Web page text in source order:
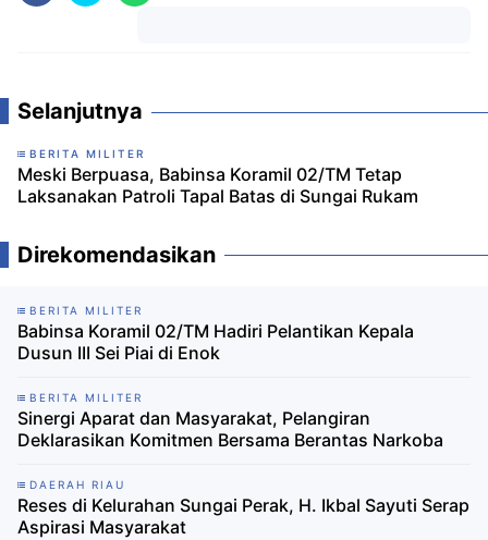
Selanjutnya
BERITA MILITER
Meski Berpuasa, Babinsa Koramil 02/TM Tetap
Laksanakan Patroli Tapal Batas di Sungai Rukam
Direkomendasikan
BERITA MILITER
Babinsa Koramil 02/TM Hadiri Pelantikan Kepala
Dusun III Sei Piai di Enok
BERITA MILITER
Sinergi Aparat dan Masyarakat, Pelangiran
Deklarasikan Komitmen Bersama Berantas Narkoba
DAERAH RIAU
Reses di Kelurahan Sungai Perak, H. Ikbal Sayuti Serap
Aspirasi Masyarakat